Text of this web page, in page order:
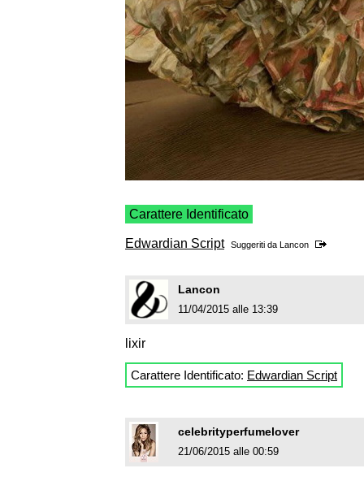
Carattere Identificato
Edwardian Script Suggeriti da Lancon
Lancon
11/04/2015 alle 13:39
lixir
Carattere Identificato: Edwardian Script
celebrityperfumelover
21/06/2015 alle 00:59